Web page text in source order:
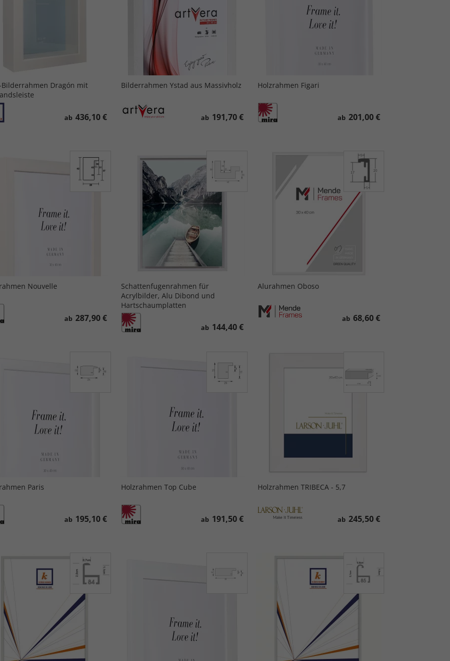
Bilderrahmen Dragón mit
ab 436,10 €
Bilderrahmen Ystad aus Massivholz
ab 191,70 €
Holzrahmen Figari
ab 201,00 €
Nouvelle
ab 287,90 €
Schattenfugenrahmen für
Acrylbilder, Alu Dibond und
Hartschaumplatten
ab 144,40 €
Alurahmen Oboso
ab 68,60 €
Paris
ab 195,10 €
Holzrahmen Top Cube
ab 191,50 €
Holzrahmen TRIBECA - 5,7
ab 245,50 €